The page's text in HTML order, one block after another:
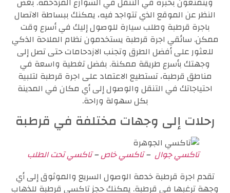
النظر عن الموقع الذي تتواجد فيه، يمكنك ببساطة الاتصال
باجرة قرطبة وطلب سيارة للوصول إليك في أسرع وقت
ممكن. سائقي اجرة قرطبة يستخدمون نظام الملاحة الذكي
للعثور على أفضل الطرق وتجنب الازدحامات حتى تصل إلى
وجهتك بأسرع طريقة ممكنة. بفضل تغطية واسعة في
مناطق قرطبة، تستطيع الاعتماد على اجرة قرطبة لتلبية
احتياجاتك في التنقل والوصول إلى أي مكان في المدينة
بكل سهولة وراحة.
رحلات إلى وجهات مختلفة في قرطبة
تاكسي جوال–تاكسي خاص–تاكسي تحت الطلب
تقدم اجرة قرطبة خدمة الوصول السريع والموثوق إلى أي
وجهة ترغبها في قرطبة. يمكنك حجز تاكسي قرطبة للذهاب